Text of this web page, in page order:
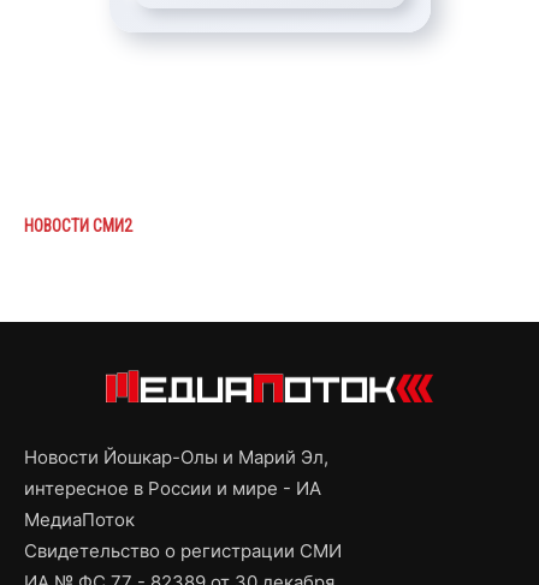
НОВОСТИ СМИ2
Новости Йошкар-Олы и Марий Эл,
интересное в России и мире - ИА
МедиаПоток
Свидетельство о регистрации СМИ